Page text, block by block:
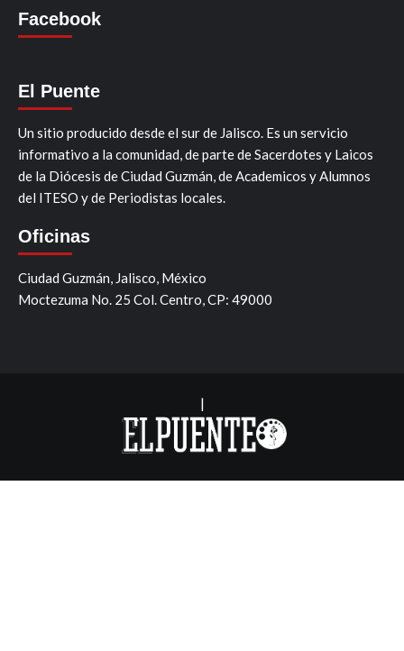
Facebook
El Puente
Un sitio producido desde el sur de Jalisco. Es un servicio
informativo a la comunidad, de parte de Sacerdotes y Laicos
de la Diócesis de Ciudad Guzmán, de Academicos y Alumnos
del ITESO y de Periodistas locales.
Oficinas
Ciudad Guzmán, Jalisco, México
Moctezuma No. 25 Col. Centro, CP: 49000
|